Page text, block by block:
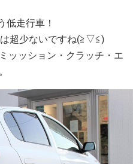
低走行車！
超少ないですね(≧▽≦)
ッッション・クラッチ・エ